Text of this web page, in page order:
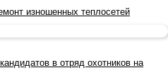
изношенных теплосетей
в отряд охотников на